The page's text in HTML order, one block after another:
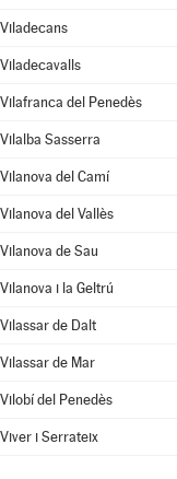
Viladecans
Viladecavalls
Vilafranca del Penedès
Vilalba Sasserra
Vilanova del Camí
Vilanova del Vallès
Vilanova de Sau
Vilanova i la Geltrú
Vilassar de Dalt
Vilassar de Mar
Vilobí del Penedès
Viver i Serrateix